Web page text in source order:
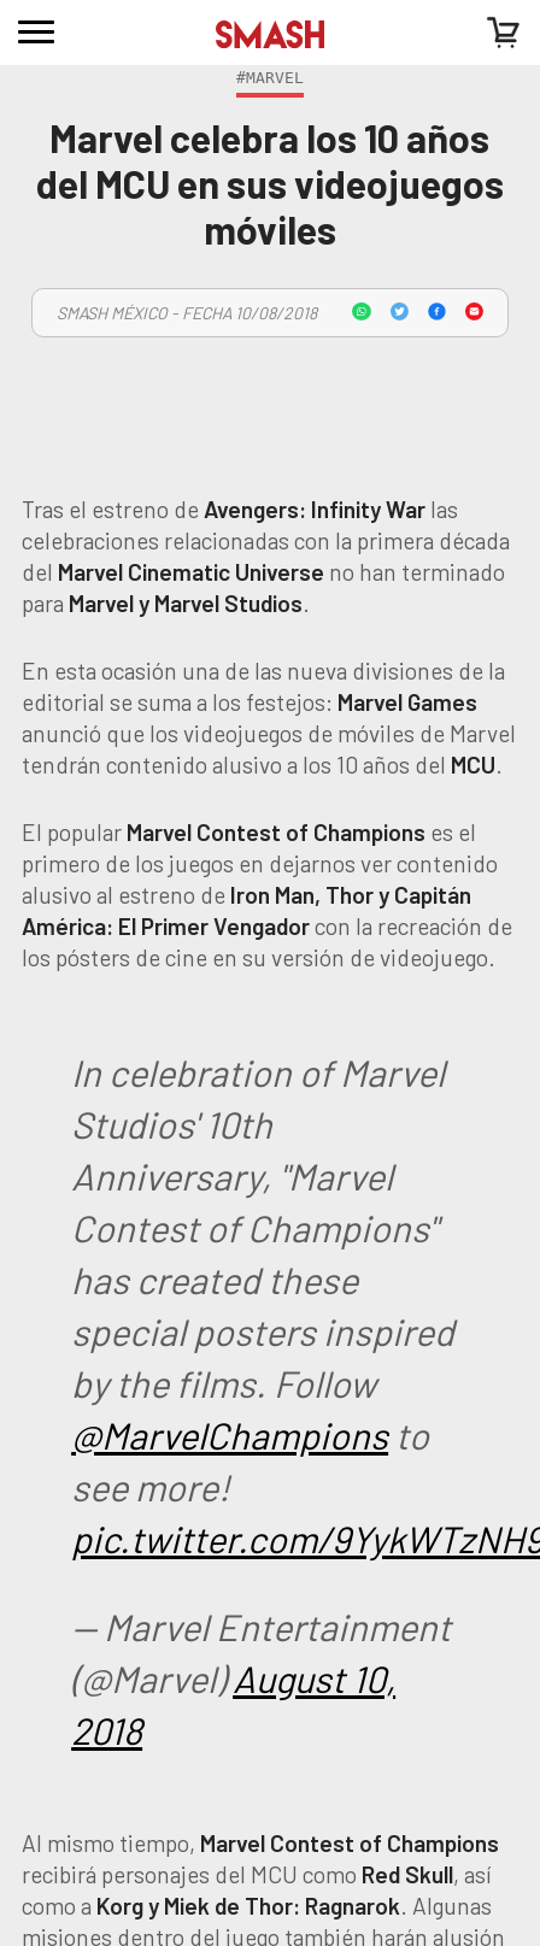
#MARVEL
Marvel celebra los 10 años
del MCU en sus videojuegos
móviles
SMASH MÉXICO - FECHA 10/08/2018
Tras el estreno de Avengers: Infinity Warlas
celebraciones relacionadas con la primera década
del Marvel Cinematic Universe no han terminado
para Marvel y Marvel Studios.
En esta ocasión una de las nueva divisiones de la
editorial se suma a los festejos: Marvel Games
anunció que los videojuegos de móviles de Marvel
tendrán contenido alusivo a los 10 años del MCU.
El popular Marvel Contest of Champions es el
primero de los juegos en dejarnos ver contenido
alusivo al estreno de Iron Man, Thor y Capitán
América: El Primer Vengadorcon la recreación de
los pósters de cine en su versión de videojuego.
In celebration of Marvel
Studios' 10th
Anniversary, "Marvel
Contest of Champions"
has created these
special posters inspired
by the films. Follow
@MarvelChampionsto
see more!
pic.twitter.com/
— Marvel Entertainment
(@Marvel)August 10,
2018
Al mismo tiempo, Marvel Contest of Champions
recibirá personajes del MCU como Red Skull, así
como a Korg y Miek de Thor: Ragnarok. Algunas
misiones dentro del juego también harán alusión